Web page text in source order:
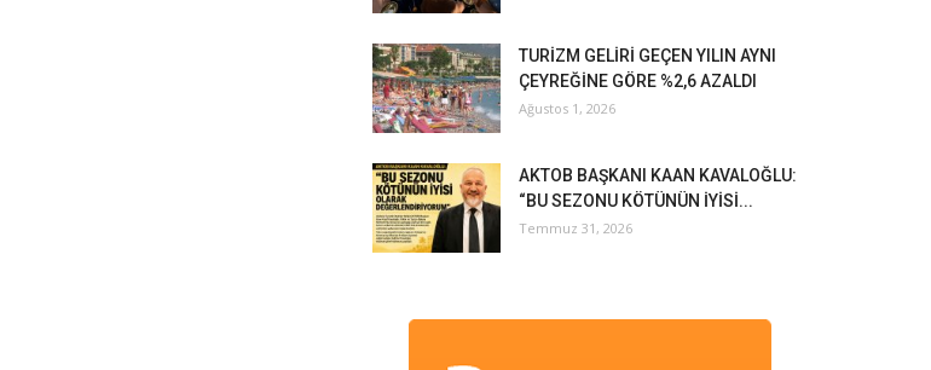
TURİZM GELİRİ GEÇEN YILIN AYNI
ÇEYREĞİNE GÖRE %2,6 AZALDI
Ağustos 1, 2026
AKTOB BAŞKANI KAAN KAVALOĞLU:
“BU SEZONU KÖTÜNÜN İYİSİ...
Temmuz 31, 2026